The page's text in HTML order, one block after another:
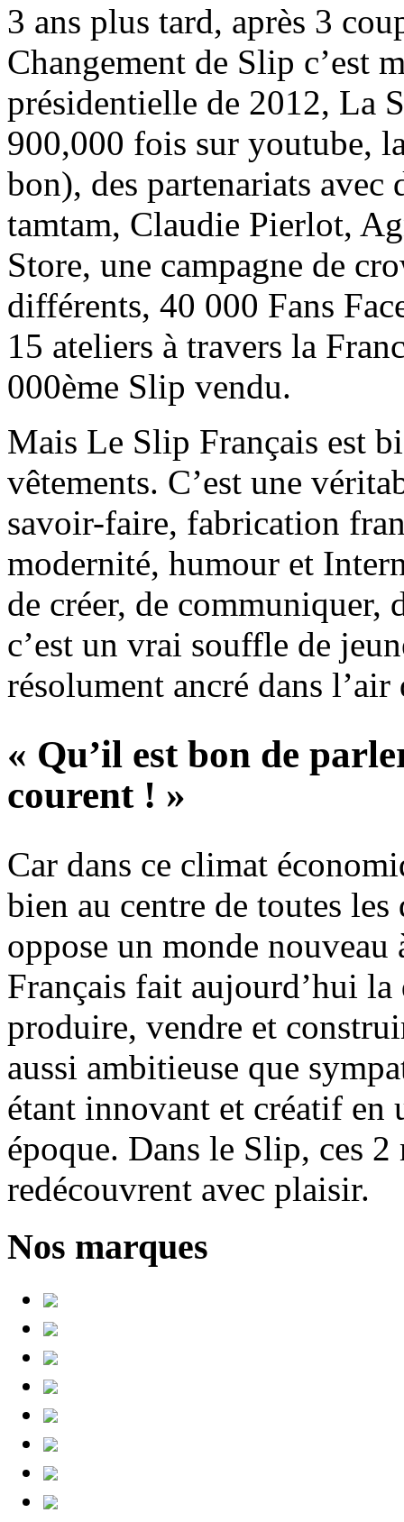
3 ans plus tard, après 3
Changement de Slip c’est
présidentielle de 2012, La
900,000 fois sur youtube,
bon), des partenariats avec
tamtam, Claudie Pierlot,
Store, une campagne de
différents, 40 000 Fans
15 ateliers à travers la
000ème Slip vendu.
Mais Le Slip Français est
vêtements. C’est une
savoir-faire, fabrication
modernité, humour et
de créer, de communiquer,
c’est un vrai souffle de
résolument ancré dans l’air
« Qu’il est bon de
courent ! »
Car dans ce climat
bien au centre de toutes
oppose un monde
Français fait aujourd’hui
produire, vendre et
aussi ambitieuse que
étant innovant et créatif
époque. Dans le Slip, ces
redécouvrent avec plaisir.
Nos marques